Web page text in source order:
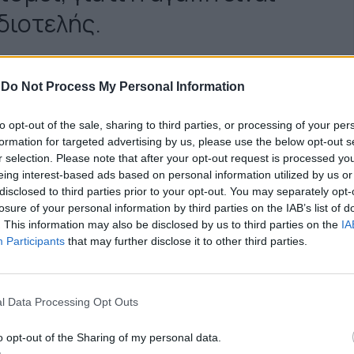
Do Not Process My Personal Information
opt-out of the sale, sharing to third parties, or processing of your
for targeted advertising by us, please use the below opt-out
selection. Please note that after your opt-out request is processed
interest-based ads based on personal information utilized by us
to third parties prior to your opt-out. You may separately
of your personal information by third parties on the IAB’s list of
This information may also be disclosed by us to third parties on the
Participants that may further disclose it to other third parties.
Data Processing Opt Outs
opt-out of the Sharing of my personal data.
φτιάχτηκε από εσάς
κοινωνικές
την ίδια ιδέα
μαζί με όλους τους
τεχνικούς, απλούς
τη μεγαλύτερη μουσική